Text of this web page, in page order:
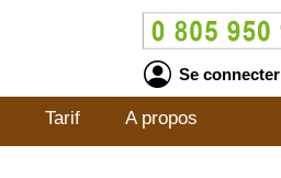
Se connecter
Tarif A propos